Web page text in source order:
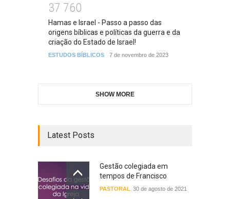
37 760
Hamas e Israel - Passo a passo das
origens bíblicas e políticas da guerra e da
criação do Estado de Israel!
ESTUDOS BÍBLICOS 7 de novembro de 2023
SHOW MORE
Latest Posts
Gestão colegiada em
tempos de Francisco
PASTORAL 30 de agosto de 2021